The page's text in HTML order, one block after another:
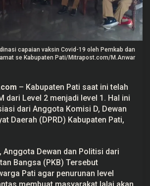
i
i
u
T
e
t
a
p
t
i
r
o
capaian vaksin Covid-19 oleh Pemkab dan
se Kabupaten Pati/Mitrapost.com/M.Anwar
– Kabupaten Pati saat ini telah
dari Level 2 menjadi level 1. Hal ini
dari Anggota Komisi D, Dewan
Daerah (DPRD) Kabupaten Pati,
Anggota Dewan dan Politisi dari
Bangsa (PKB) Tersebut
Pati agar penurunan level
membuat masyarakat lalai akan